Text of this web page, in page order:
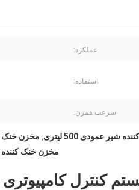
عملکرد:
استفاده:
سرعت همزن:
شیر عمودی 500 لیتری , مخزن خنک کننده
مخزن خنک کننده
فولادی 500 لیتری سیستم کنترل